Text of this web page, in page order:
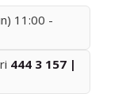
11:00 -
444 3 157 |